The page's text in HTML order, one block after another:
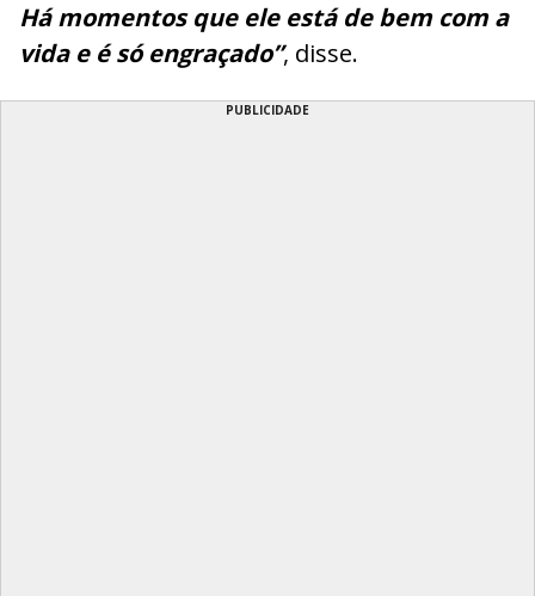
Há momentos que ele está de bem com a
vida e é só engraçado”, disse.
PUBLICIDADE